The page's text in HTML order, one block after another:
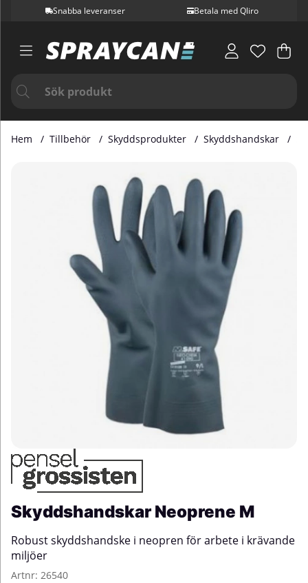
Snabba leveranser Betala med Qliro
.
Hem Tillbehör Skyddsprodukter Skyddshandskar
Skyddshandskar Neoprene M
Robust skyddshandske i neopren för arbete i krävande
miljöer
Artnr: 26540